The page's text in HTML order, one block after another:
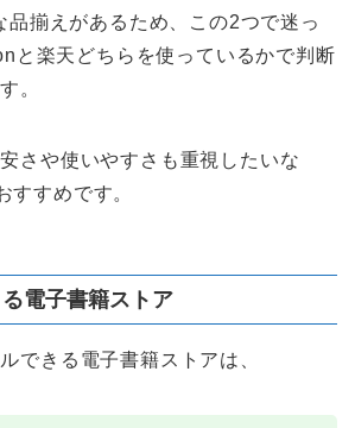
品揃えがあるため、この2つで迷っ
と楽天どちらを使っているかで判断
。
さや使いやすさも重視したいな
すすめです。
電子書籍ストア
できる電子書籍ストアは、